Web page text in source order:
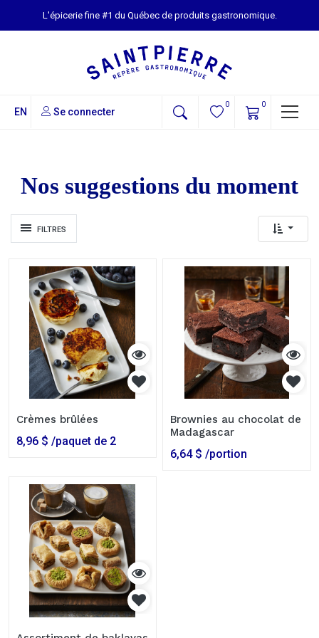
L'épicerie fine #1 du Québec de produits gastronomique.
EN Se connecter
0 0
Nos suggestions du moment
FILTRES
Crèmes brûlées
8,96$ /paquet de 2
Brownies au chocolat de
Madagascar
6,64$ /portion